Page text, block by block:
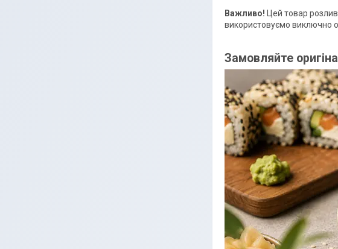
Важливо! Цей товар
використовуємо виключно
Замовляйте